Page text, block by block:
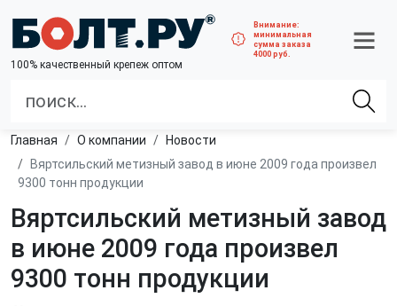
100% качественный крепеж оптом
Внимание:
минимальная
сумма заказа
4000 руб.
Главная О компании
Новости
Вяртсильский метизный завод в июне 2009 года произвел
9300 тонн продукции
Вяртсильский метизный завод
в июне 2009 года произвел
9300 тонн продукции